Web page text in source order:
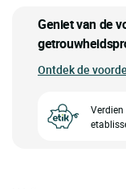
Geniet van de
Ontdek de